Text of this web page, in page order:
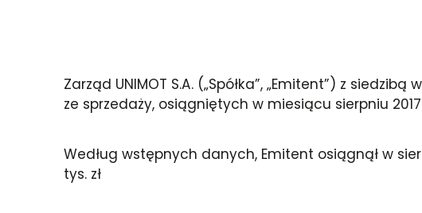
Zarząd UNIMOT S.A. („Spółka”, „Emitent”) z
ze sprzedaży, osiągniętych w miesiącu sierpniu
Według wstępnych danych, Emitent osiągnął w
tys. zł